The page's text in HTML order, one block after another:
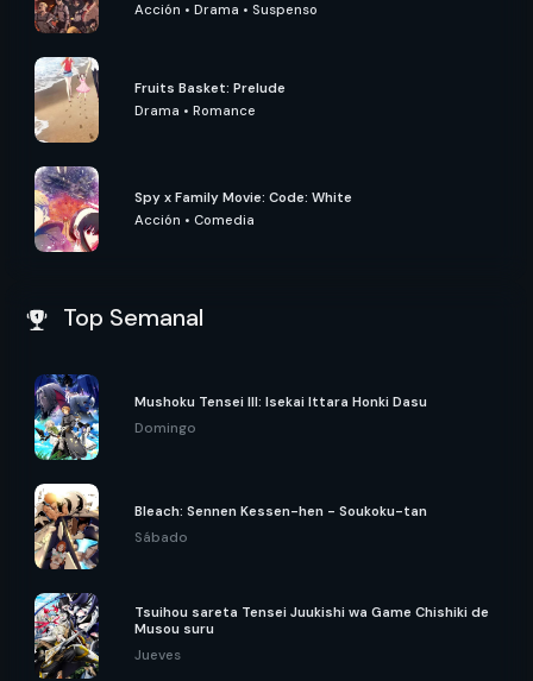
Acción •Drama • Suspenso
Fruits Basket: Prelude
Drama •Romance
Spy x Family Movie: Code: White
Acción •Comedia
Top Semanal
Mushoku Tensei III: Isekai Ittara Honki Dasu
Domingo
Bleach: Sennen Kessen-hen - Soukoku-tan
Sábado
Tsuihou sareta Tensei Juukishi wa Game Chishiki de
Musou suru
Jueves